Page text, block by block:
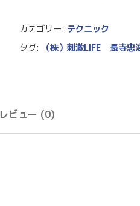
カテゴリー: テクニック
タグ:
（株）刺激LIFE 長寺忠
レビュー (0)